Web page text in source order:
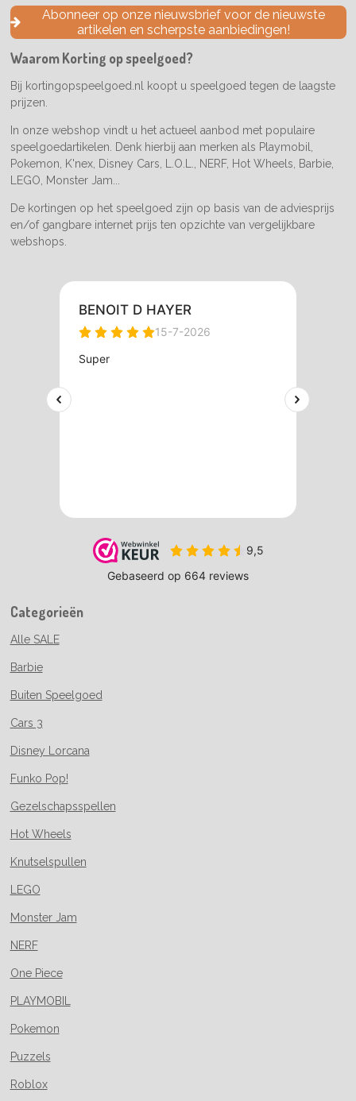
e
o
k
t
a
g
a
m
T
o
k
Abonneer op onze nieuwsbrief voor de nieuwste
artikelen en scherpste aanbiedingen!
Waarom Korting op speelgoed?
Bij kortingopspeelgoed.nl koopt u speelgoed tegen de laagste
prijzen.
In onze webshop vindt u het actueel aanbod met populaire
speelgoedartikelen. Denk hierbij aan merken als Playmobil,
Pokemon, K'nex, Disney Cars, L.O.L., NERF, Hot Wheels, Barbie,
LEGO, Monster Jam...
De kortingen op het speelgoed zijn op basis van de adviesprijs
en/of gangbare internet prijs ten opzichte van vergelijkbare
webshops.
Categorieën
Alle SALE
Barbie
Buiten Speelgoed
Cars 3
Disney Lorcana
Funko Pop!
Gezelschapsspellen
Hot Wheels
Knutselspullen
LEGO
Monster Jam
NERF
One Piece
PLAYMOBIL
Pokemon
Puzzels
Roblox